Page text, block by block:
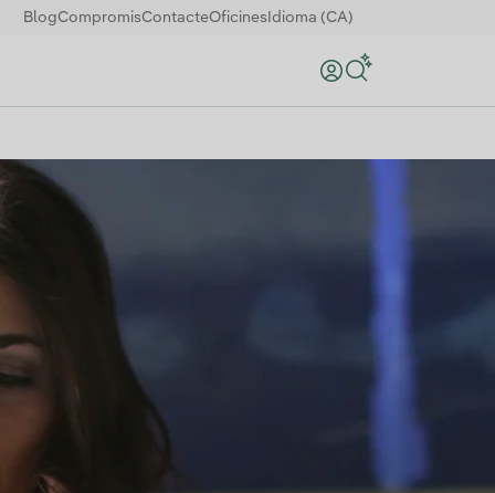
BlogCompromisContacteOficines Idioma (CA)
Search